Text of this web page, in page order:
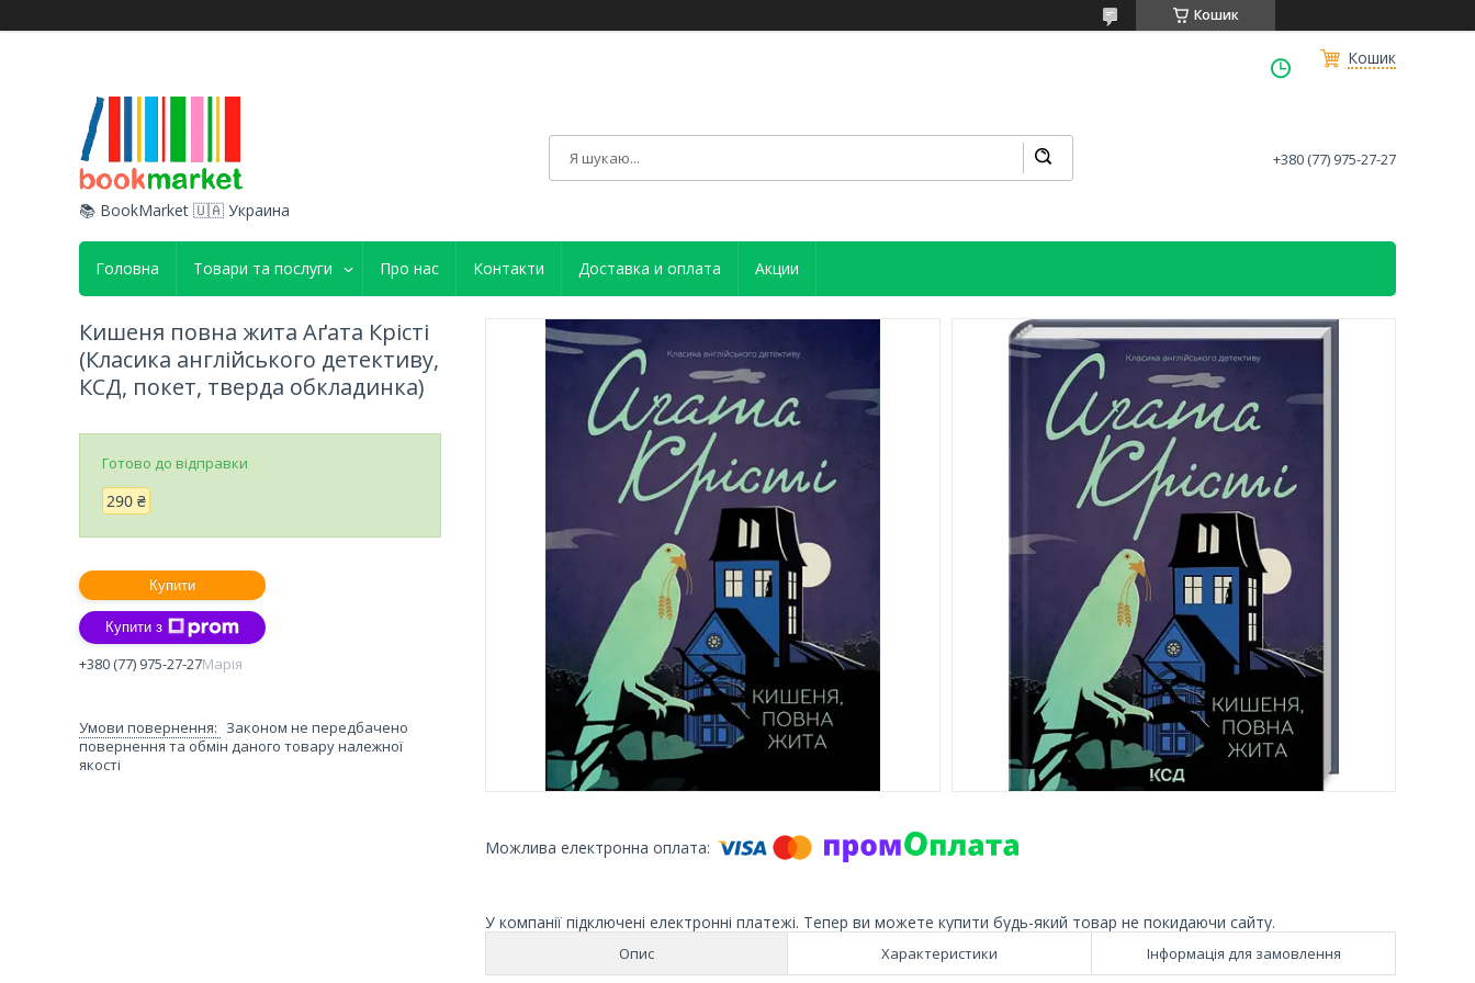
Кошик
Кошик
📚 BookMarket 🇺🇦 Украина
+380 (77) 975-27-27
Головна Товари та послуги Про нас Контакти Доставка и оплата Акции
У компанії підключені електронні платежі. Тепер ви можете купити будь-який товар не покидаючи сайту.
Опис Характеристики Інформація для замовлення
Кишеня повна жита Аґата Крісті
(Класика англійського детективу,
КСД, покет, тверда обкладинка)
Готово до відправки
290 ₴
Купити
Купити з
+380 (77) 975-27-27Марія
Законом не передбачено
повернення та обмін даного товару належної
якості